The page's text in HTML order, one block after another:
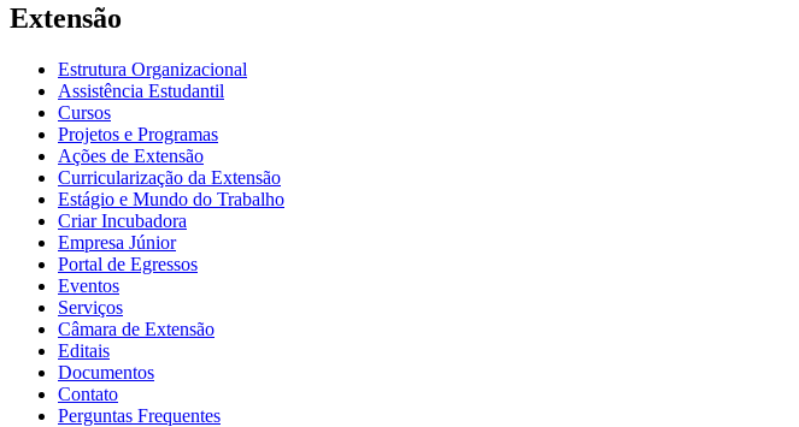
Extensão
Estrutura Organizacional
Assistência Estudantil
Cursos
Projetos e Programas
Ações de Extensão
Curricularização da Extensão
Estágio e Mundo do Trabalho
Criar Incubadora
Empresa Júnior
Portal de Egressos
Eventos
Serviços
Câmara de Extensão
Editais
Documentos
Contato
Perguntas Frequentes